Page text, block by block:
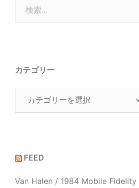
カテゴリー
FEED
Van Halen / 1984 Mobile